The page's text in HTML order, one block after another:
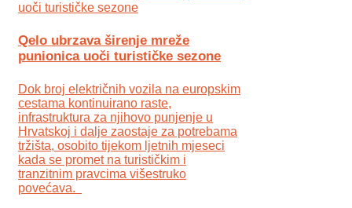
Qelo ubrzava širenje mreže
punionica uoči turističke sezone
Dok broj električnih vozila na europskim
cestama kontinuirano raste,
infrastruktura za njihovo punjenje u
Hrvatskoj i dalje zaostaje za potrebama
tržišta, osobito tijekom ljetnih mjeseci
kada se promet na turističkim i
tranzitnim pravcima višestruko
povećava.